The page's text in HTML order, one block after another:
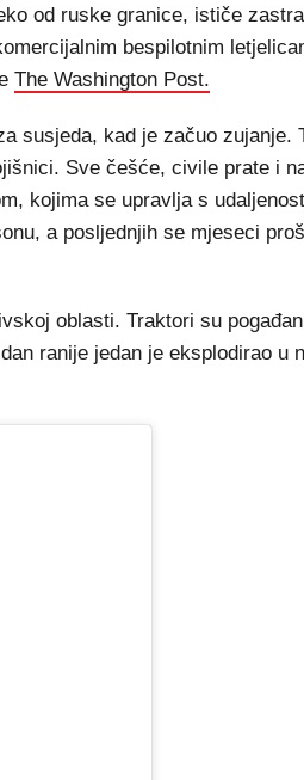
od ruske granice, ističe
bespilotnim
The Washington Post.
susjeda, kad je začuo zujanje.
Sve češće, civile prate i
kojima se upravlja s
a posljednjih se mjeseci
oblasti. Traktori su
ranije jedan je eksplodirao u